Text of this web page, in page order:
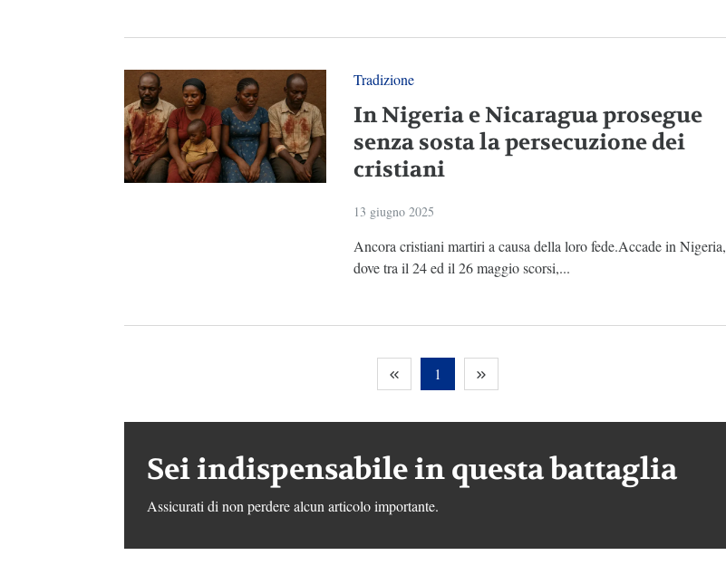
Tradizione
In Nigeria e Nicaragua prosegue
senza sosta la persecuzione dei
cristiani
13 giugno 2025
Ancora cristiani martiri a causa della loro fede.Accade in Nigeria,
dove tra il 24 ed il 26 maggio scorsi,...
1
Sei indispensabile in questa battaglia
Assicurati di non perdere alcun articolo importante.